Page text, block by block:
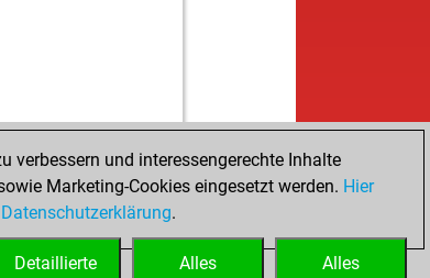
verbessern und interessengerechte Inhalte
Marketing-Cookies eingesetzt werden. Hier
Datenschutzerklärung.
Alles
Alles
Detaillierte